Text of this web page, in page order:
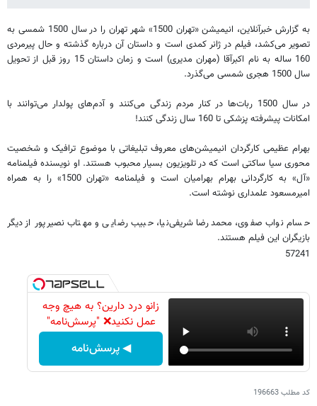
به گزارش خبرآنلاین، انیمیشن «تهران 1500» شهر تهران را در سال 1500 شمسی به
تصویر می‌کشد، فیلم در ژانر کمدی است و داستان آن درباره گذشته و حال پیرمردی
160 ساله به نام اکبرآقا (مهران مدیری) است و زمان داستان 15 روز قبل از تحویل
سال 1500 هجری شمسی می‌گذرد.
در سال 1500 ربات‌ها در کنار مردم زندگی می‌کنند و آدم‌های پولدار می‌توانند با
امکانات پیشرفته پزشکی تا 160 سال زندگی کنند!
بهرام عظیمی کارگردان انیمیشن‌های معروف تبلیغاتی با موضوع ترافیک و شخصیت
محوری سیا ساکتی است که در تلویزیون بسیار محبوب هستند. او نویسنده فیلمنامه
«آل» به کارگردانی بهرام بهرامیان است و فیلمنامه «تهران 1500» را به همراه
امیرمسعود علمداری نوشته است.
حسام نواب صفوی، محمدرضا شریفی‌نیا، حبیب رضایی و مهتاب نصیرپور از دیگر
بازیگران این فیلم هستند.
57241
زانو درد دارین؟ به هیچ وجه
عمل نکنید❌ "پرسش‌نامه"
◀ پرسش‌نامه
کد مطلب196663